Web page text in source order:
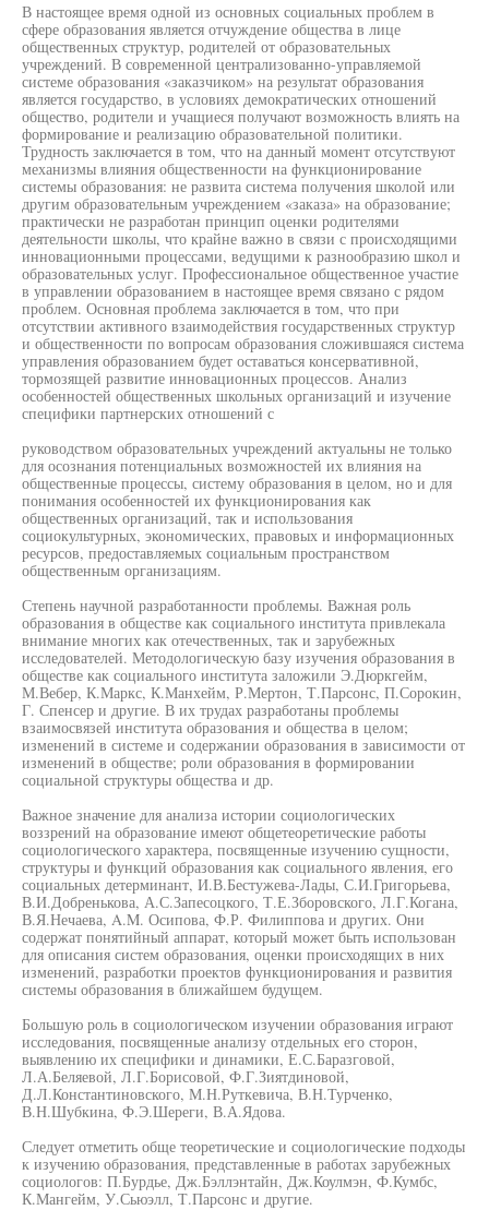
В настоящее время одной из основных социальных проблем в
сфере образования является отчуждение общества в лице
общественных структур, родителей от образовательных
учреждений. В современной централизованно-управляемой
системе образования «заказчиком» на результат образования
является государство, в условиях демократических отношений
общество, родители и учащиеся получают возможность влиять на
формирование и реализацию образовательной политики.
Трудность заключается в том, что на данный момент отсутствуют
механизмы влияния общественности на функционирование
системы образования: не развита система получения школой или
другим образовательным учреждением «заказа» на образование;
практически не разработан принцип оценки родителями
деятельности школы, что крайне важно в связи с происходящими
инновационными процессами, ведущими к разнообразию школ и
образовательных услуг. Профессиональное общественное участие
в управлении образованием в настоящее время связано с рядом
проблем. Основная проблема заключается в том, что при
отсутствии активного взаимодействия государственных структур
и общественности по вопросам образования сложившаяся система
управления образованием будет оставаться консервативной,
тормозящей развитие инновационных процессов. Анализ
особенностей общественных школьных организаций и изучение
специфики партнерских отношений с
руководством образовательных учреждений актуальны не только
для осознания потенциальных возможностей их влияния на
общественные процессы, систему образования в целом, но и для
понимания особенностей их функционирования как
общественных организаций, так и использования
социокультурных, экономических, правовых и информационных
ресурсов, предоставляемых социальным пространством
общественным организациям.
Степень научной разработанности проблемы. Важная роль
образования в обществе как социального института привлекала
внимание многих как отечественных, так и зарубежных
исследователей. Методологическую базу изучения образования в
обществе как социального института заложили Э.Дюркгейм,
М.Вебер, К.Маркс, К.Манхейм, Р.Мертон, Т.Парсонс, П.Сорокин,
Г. Спенсер и другие. В их трудах разработаны проблемы
взаимосвязей института образования и общества в целом;
изменений в системе и содержании образования в зависимости от
изменений в обществе; роли образования в формировании
социальной структуры общества и др.
Важное значение для анализа истории социологических
воззрений на образование имеют общетеоретические работы
социологического характера, посвященные изучению сущности,
структуры и функций образования как социального явления, его
социальных детерминант, И.В.Бестужева-Лады, С.И.Григорьева,
В.И.Добренькова, А.С.Запесоцкого, Т.Е.Зборовского, Л.Г.Когана,
В.Я.Нечаева, A.M. Осипова, Ф.Р. Филиппова и других. Они
содержат понятийный аппарат, который может быть использован
для описания систем образования, оценки происходящих в них
изменений, разработки проектов функционирования и развития
системы образования в ближайшем будущем.
Большую роль в социологическом изучении образования играют
исследования, посвященные анализу отдельных его сторон,
выявлению их специфики и динамики, Е.С.Баразговой,
Л.А.Беляевой, Л.Г.Борисовой, Ф.Г.Зиятдиновой,
Д.Л.Константиновского, М.Н.Руткевича, В.Н.Турченко,
В.Н.Шубкина, Ф.Э.Шереги, В.А.Ядова.
Следует отметить обще теоретические и социологические подходы
к изучению образования, представленные в работах зарубежных
социологов: П.Бурдье, Дж.Бэллэнтайн, Дж.Коулмэн, Ф.Кумбс,
К.Мангейм, У.Сьюэлл, Т.Парсонс и другие.